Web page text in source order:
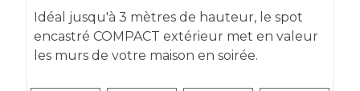
Idéal jusqu'à 3 mètres de hauteur, le spot
encastré COMPACT extérieur met en valeur
les murs de votre maison en soirée.